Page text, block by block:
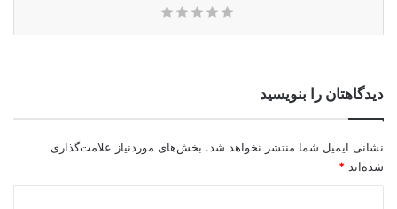
دیدگاهتان را بنویسید
نشانی ایمیل شما منتشر نخواهد شد. بخش‌های موردنیاز علامت‌گذاری
شده‌اند *